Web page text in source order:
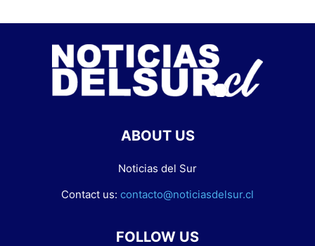
ABOUT US
Noticias del Sur
Contact us: contacto@noticiasdelsur.cl
FOLLOW US